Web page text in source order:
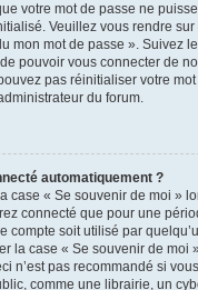
votre mot de passe ne
Veuillez vous rendre
mon mot de passe ». Suivez
pouvoir vous connecter de
pas réinitialiser votre
du forum.
automatiquement ?
case « Se souvenir de moi »
connecté que pour une
compte soit utilisé par
la case « Se souvenir de moi
n’est pas recommandé si
comme une librairie, un